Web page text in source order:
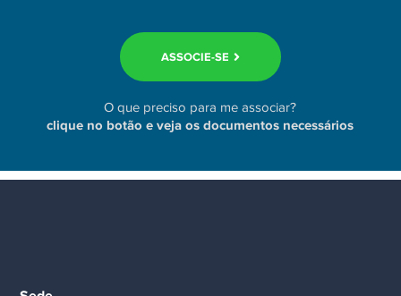
ASSOCIE-SE
O que preciso para me associar?
clique no botão e veja os documentos necessários